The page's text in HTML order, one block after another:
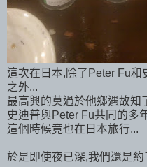
這次在日本,除了Peter Fu和
之外...
最高興的莫過於他鄉遇故知
史迪普與Peter Fu共同的多
這個時候竟也在日本旅行...
於是即使夜已深,我們還是